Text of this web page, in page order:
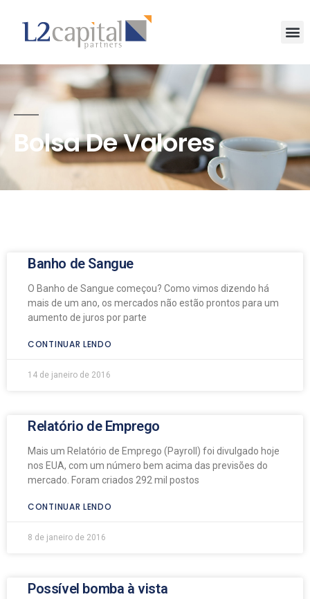
Bolsa De Valores
Banho de Sangue
O Banho de Sangue começou? Como vimos dizendo há
mais de um ano, os mercados não estão prontos para um
aumento de juros por parte
CONTINUAR LENDO
14 de janeiro de 2016
Relatório de Emprego
Mais um Relatório de Emprego (Payroll) foi divulgado hoje
nos EUA, com um número bem acima das previsões do
mercado. Foram criados 292 mil postos
CONTINUAR LENDO
8 de janeiro de 2016
Possível bomba à vista